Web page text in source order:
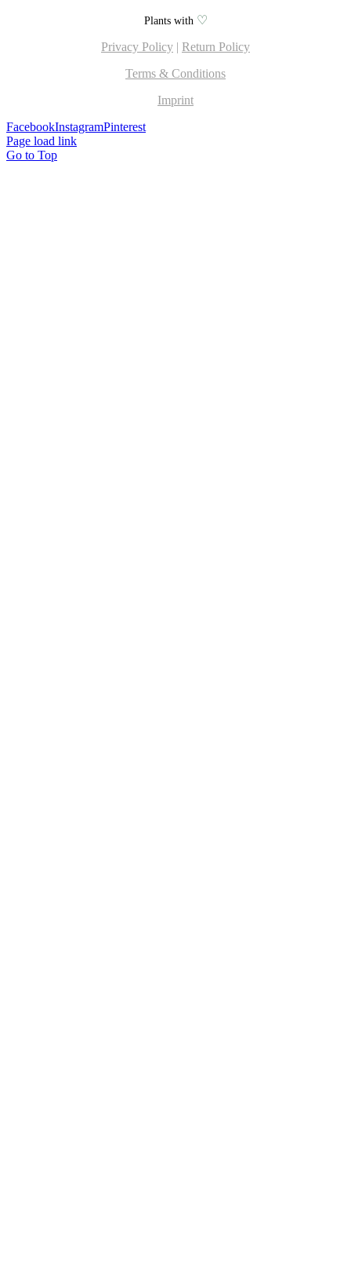
Plants with ♡
Privacy Policy | Return Policy
Terms & Conditions
Imprint
FacebookInstagramPinterest
Page load link
Go to Top